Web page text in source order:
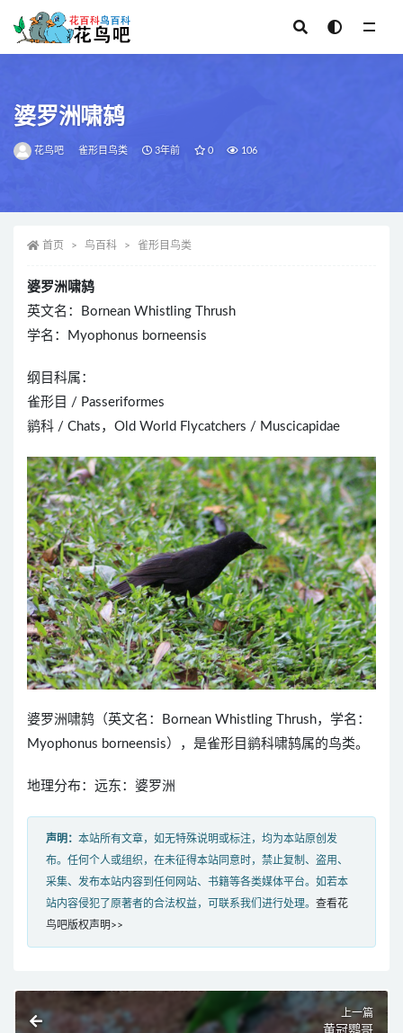
婆罗洲啸鸫
花鸟吧 雀形目鸟类 3年前 0 106
首页 鸟百科 雀形目鸟类
婆罗洲啸鸫
英文名：Bornean Whistling Thrush
学名：Myophonus borneensis
纲目科属：
雀形目 / Passeriformes
鹟科 / Chats，Old World Flycatchers / Muscicapidae
婆罗洲啸鸫（英文名：Bornean Whistling Thrush，学名：
Myophonus borneensis），是雀形目鹟科啸鸫属的鸟类。
地理分布：远东：婆罗洲
声明： 本站所有文章，如无特殊说明或标注，均为本站原创发
布。任何个人或组织，在未征得本站同意时，禁止复制、盗用、
采集、发布本站内容到任何网站、书籍等各类媒体平台。如若本
站内容侵犯了原著者的合法权益，可联系我们进行处理。 查看花
鸟吧版权声明>>
上一篇
黄冠鹦哥